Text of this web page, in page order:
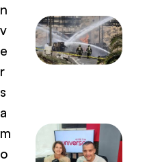
n
v
e
r
s
a
m
o